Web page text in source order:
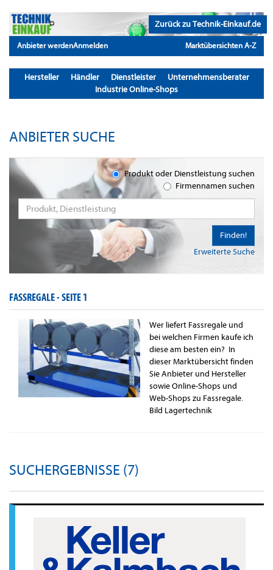
Zurück zu Technik-Einkauf.de
Anbieter werdenAnmelden Marktübersichten A-Z
Hersteller Händler Dienstleister
Unternehmensberater
Industrie Online-Shops
ANBIETER SUCHE
Produkt oder Dienstleistung suchen
Firmennamen suchen
Erweiterte Suche
Finden!
FASSREGALE -SEITE 1
Wer liefert Fassregale und
bei welchen Firmen kaufe ich
diese am besten ein? In
dieser Marktübersicht finden
Sie Anbieter und Hersteller
sowie Online-Shops und
Web-Shops zu Fassregale.
Bild Lagertechnik
SUCHERGEBNISSE (7)